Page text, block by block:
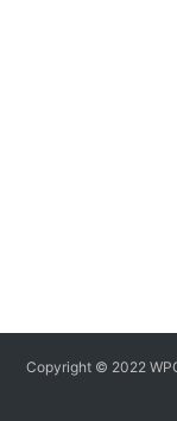
Copyright © 2022